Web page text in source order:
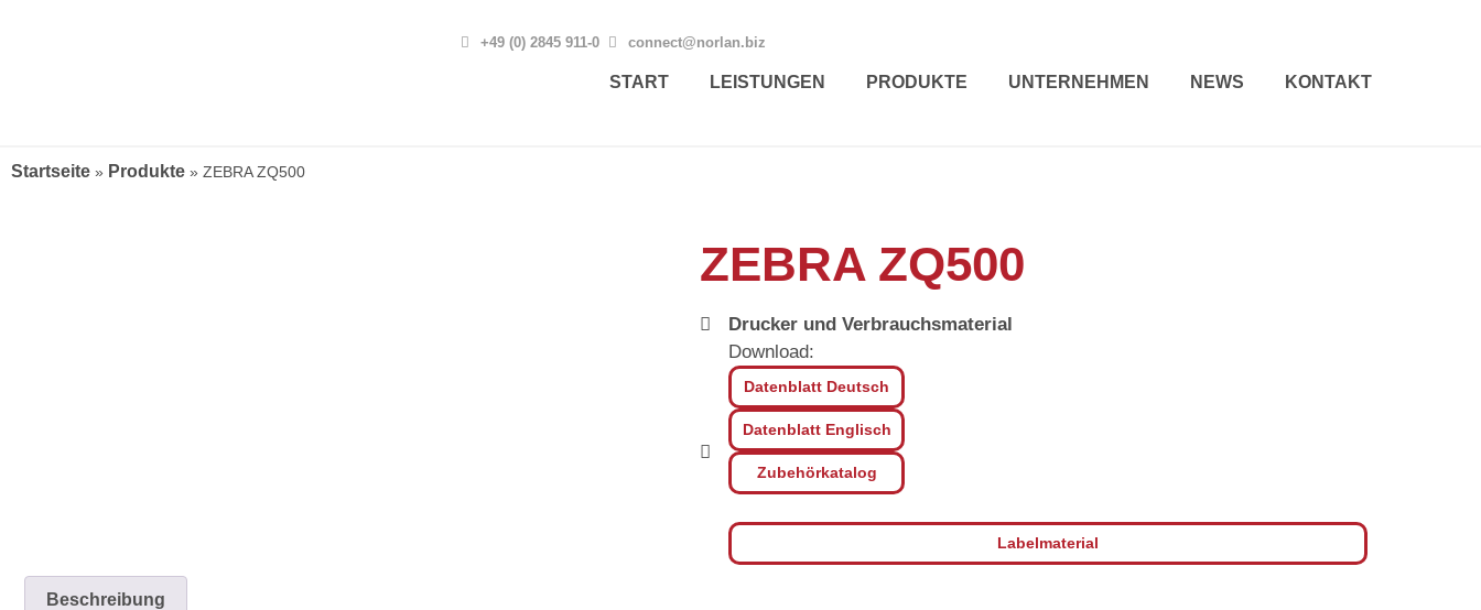
+49 (0) 2845 911-0 connect@norlan.biz
START LEISTUNGEN PRODUKTE UNTERNEHMEN NEWS KONTAKT
Startseite » Produkte » ZEBRA ZQ500
ZEBRA ZQ500
Drucker und Verbrauchsmaterial
Download:
Datenblatt Deutsch
Datenblatt Englisch
Zubehörkatalog
Labelmaterial
Beschreibung